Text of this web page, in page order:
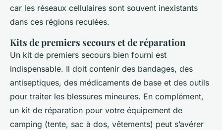
car les réseaux cellulaires sont souvent inexistants
dans ces régions reculées.
Kits de premiers secours et de réparation
Un kit de premiers secours bien fourni est
indispensable. Il doit contenir des bandages, des
antiseptiques, des médicaments de base et des outils
pour traiter les blessures mineures. En complément,
un kit de réparation pour votre équipement de
camping (tente, sac à dos, vêtements) peut s’avérer